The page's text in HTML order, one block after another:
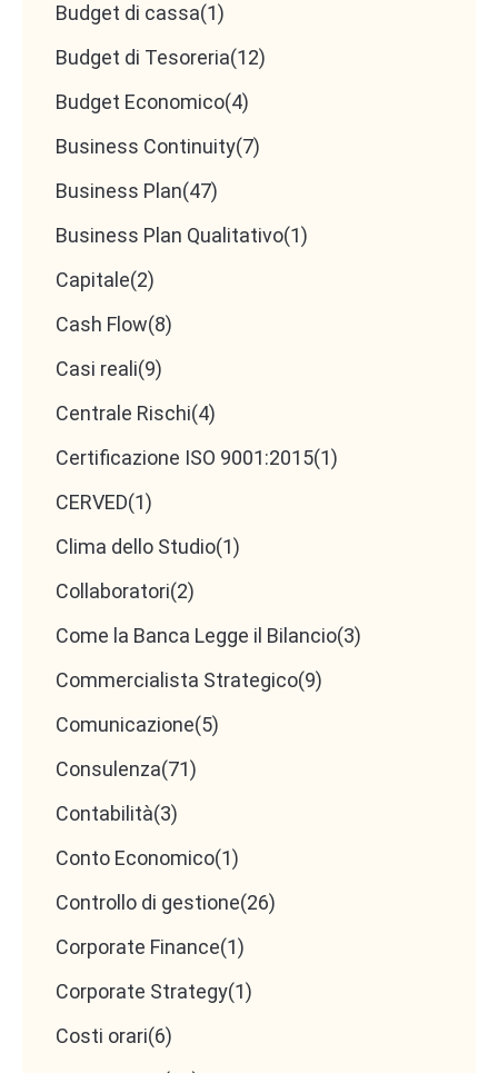
Budget di cassa(1)
Budget di Tesoreria(12)
Budget Economico(4)
Business Continuity(7)
Business Plan(47)
Business Plan Qualitativo(1)
Capitale(2)
Cash Flow(8)
Casi reali(9)
Centrale Rischi(4)
Certificazione ISO 9001:2015(1)
CERVED(1)
Clima dello Studio(1)
Collaboratori(2)
Come la Banca Legge il Bilancio(3)
Commercialista Strategico(9)
Comunicazione(5)
Consulenza(71)
Contabilità(3)
Conto Economico(1)
Controllo di gestione(26)
Corporate Finance(1)
Corporate Strategy(1)
Costi orari(6)